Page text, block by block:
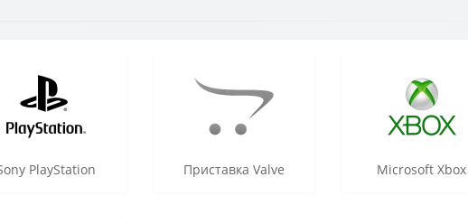
PlayStation Приставка Valve Microsoft Xbox